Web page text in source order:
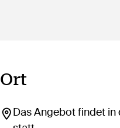
Ort
Das Angebot findet in